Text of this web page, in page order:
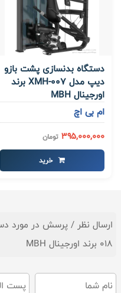
دستگاه بدنسازی پشت بازو
دیپ مدل XMH-007 برند
اورجینال MBH
ام بی اچ
395,000,000 تومان
خرید
018 برند اورجینال MBH